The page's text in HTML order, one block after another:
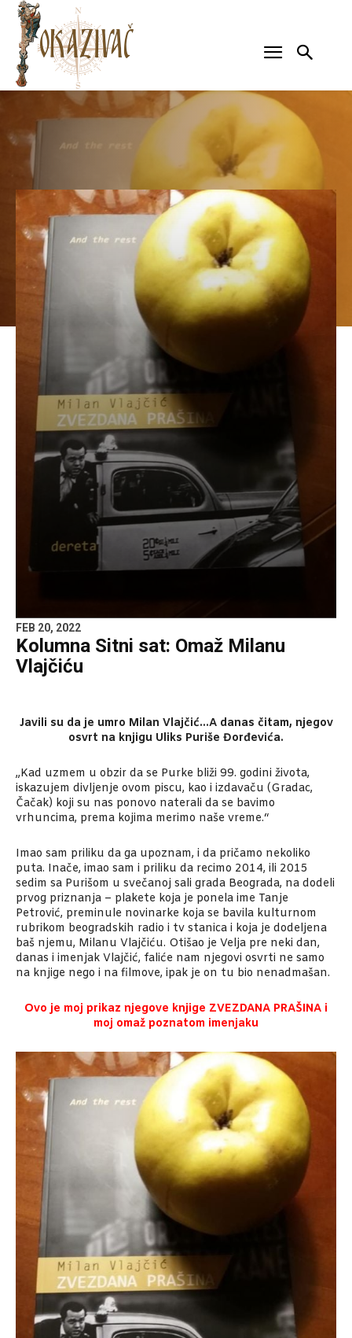
FEB 20, 2022
Kolumna Sitni sat: Omaž Milanu
Vlajčiću
Javili su da je umro Milan Vlajčić…A danas čitam, njegov
osvrt na knjigu Uliks Puriše Đorđevića.
„Kad uzmem u obzir da se Purke bliži 99. godini života,
iskazujem divljenje ovom piscu, kao i izdavaču (Gradac,
Čačak) koji su nas ponovo naterali da se bavimo
vrhuncima, prema kojima merimo naše vreme.“
Imao sam priliku da ga upoznam, i da pričamo nekoliko
puta. Inače, imao sam i priliku da recimo 2014, ili 2015
sedim sa Purišom u svečanoj sali grada Beograda, na dodeli
prvog priznanja – plakete koja je ponela ime Tanje
Petrović, preminule novinarke koja se bavila kulturnom
rubrikom beogradskih radio i tv stanica i koja je dodeljena
baš njemu, Milanu Vlajčiću. Otišao je Velja pre neki dan,
danas i imenjak Vlajčić, faliće nam njegovi osvrti ne samo
na knjige nego i na filmove, ipak je on tu bio nenadmašan.
Ovo je moj prikaz njegove knjige ZVEZDANA PRAŠINA i
moj omaž poznatom imenjaku